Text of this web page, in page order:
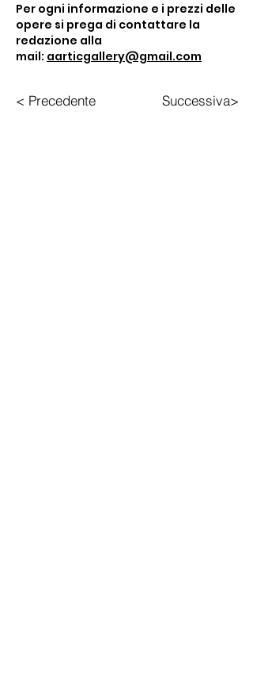
Per ogni informazione e i prezzi delle
opere si prega di contattare la
redazione alla
mail: aarticgallery@gmail.com
< Precedente Successiva>